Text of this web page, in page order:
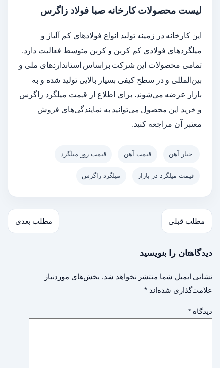
لیست محصولات کارخانه صبا فولاد زاگرس
این کارخانه در زمینه تولید انواع فولادهای کم آلیاژ و
میلگردهای فولادی کم کربن و کربن متوسط فعالیت دارد.
تمامی محصولات این شرکت براساس استانداردهای ملی و
بین‌المللی و در سطح کیفی بسیار بالایی تولید شده و به
بازار عرضه می‌شوند. برای اطلاع از قیمت میلگرد زاگرس
و خرید این محصول می‌توانید به نمایندگی‌های فروش
معتبر آن مراجعه کنید.
اخبار آهن قیمت آهن قیمت روز میلگرد
قیمت میلگرد در بازار میلگرد زاگرس
مطلب قبلی مطلب بعدی
دیدگاهتان را بنویسید
نشانی ایمیل شما منتشر نخواهد شد. بخش‌های موردنیاز
علامت‌گذاری شده‌اند *
دیدگاه *